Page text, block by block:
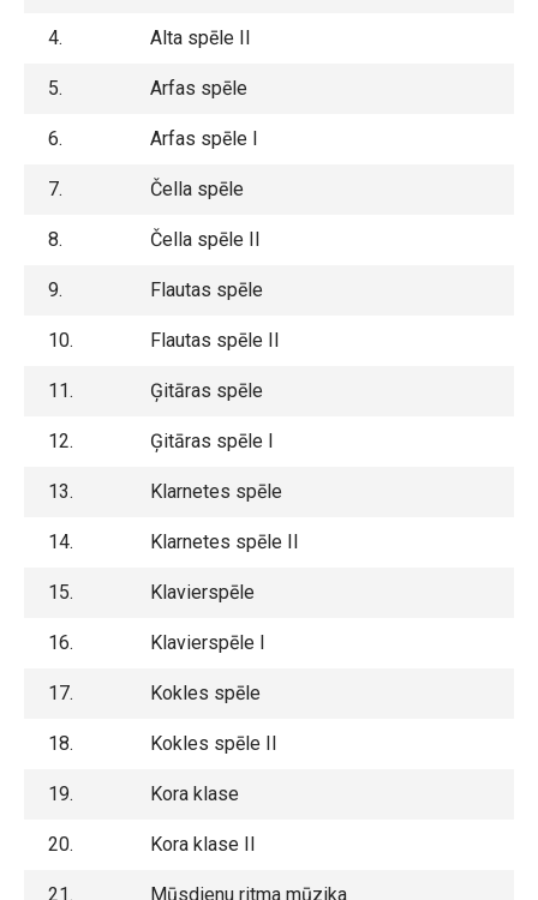
4. Alta spēle II
5. Arfas spēle
6. Arfas spēle I
7. Čella spēle
8. Čella spēle II
9. Flautas spēle
10. Flautas spēle II
11. Ģitāras spēle
12. Ģitāras spēle I
13. Klarnetes spēle
14. Klarnetes spēle II
15. Klavierspēle
16. Klavierspēle I
17. Kokles spēle
18. Kokles spēle II
19. Kora klase
20. Kora klase II
21. Mūsdienu ritma mūzika